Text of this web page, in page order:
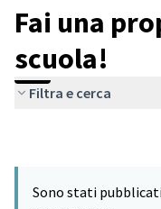
Fai una
scuola!
Filtra e cerca
Sono stati